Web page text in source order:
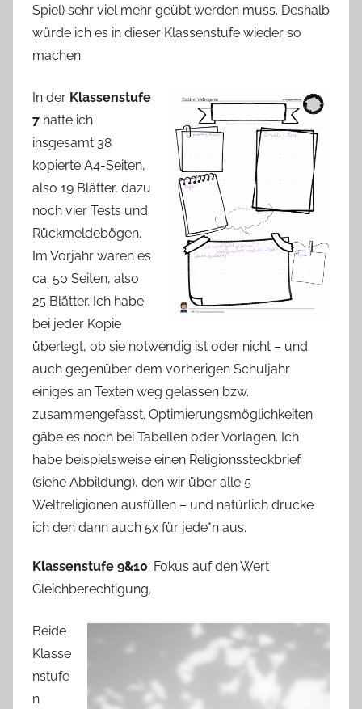
Spiel) sehr viel mehr geübt werden muss. Deshalb
würde ich es in dieser Klassenstufe wieder so
machen.
In der Klassenstufe
7 hatte ich
insgesamt 38
kopierte A4-Seiten,
also 19 Blätter, dazu
noch vier Tests und
Rückmeldebögen.
Im Vorjahr waren es
ca. 50 Seiten, also
25 Blätter. Ich habe
bei jeder Kopie
überlegt, ob sie notwendig ist oder nicht – und
auch gegenüber dem vorherigen Schuljahr
einiges an Texten weg gelassen bzw.
zusammengefasst. Optimierungsmöglichkeiten
gäbe es noch bei Tabellen oder Vorlagen. Ich
habe beispielsweise einen Religionssteckbrief
(siehe Abbildung), den wir über alle 5
Weltreligionen ausfüllen – und natürlich drucke
ich den dann auch 5x für jede*n aus.
Klassenstufe 9&10: Fokus auf den Wert
Gleichberechtigung.
Beide
Klasse
nstufe
n